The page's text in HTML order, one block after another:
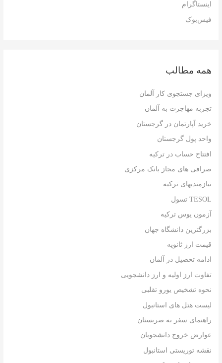
اینستاگرام
فیس‌بوک
همه مطالب
ویزای جستجوی کار آلمان
تجربه مهاجرت به آلمان
خرید آپارتمان در گرجستان
واحد پول گرجستان
افتتاح حساب در ترکیه
صرافی های مجاز بانک مرکزی
نیازمندیهای ترکیه
TESOL تسول
آزمون یوس ترکیه
بزرگترین دانشگاه جهان
قیمت ارز ثانویه
ادامه تحصیل در آلمان
تفاوت ارز اولیه و ارز دانشجویی
نحوه تشخیص یورو تقلبی
لیست هتل های استانبول
راهنمای سفر به صربستان
عوارض خروج دانشجویان
نقشه توریستی استانبول